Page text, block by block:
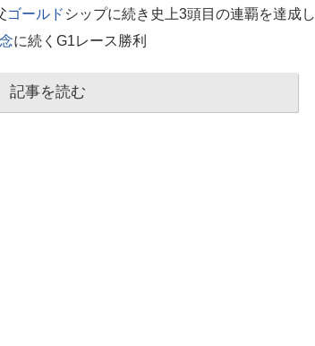
ゴールド シップに続き史上3頭目の連覇を達成し
に続くG1レース勝利
記事を読む